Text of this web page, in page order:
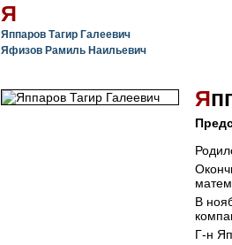
Я
Яппаров Тагир Галеевич
Яфизов Рамиль Наильевич
Я
В
Г-н